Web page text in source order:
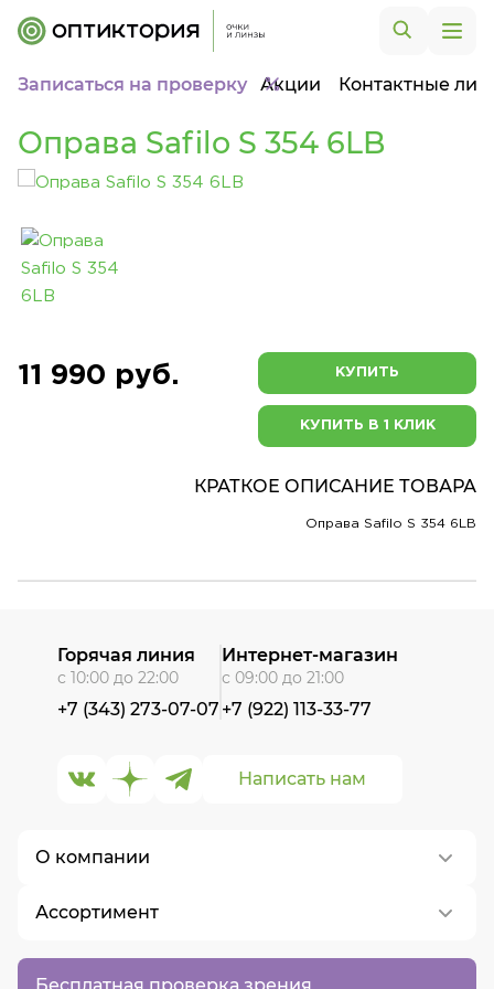
Записаться на проверку Акции Контактные
Оправа Safilo S 354 6LB
11 990 руб. КУПИТЬ
КУПИТЬ В 1 КЛИК
КРАТКОЕ ОПИСАНИЕ ТОВАРА
Оправа Safilo S 354 6LB
Бесплатная проверка зрения
О компании
О нас
Контакты
Ассортимент
Написать нам
Горячая линия
с 10:00 до 22:00
+7 (343) 273-07-07
Интернет-магазин
с 09:00 до 21:00
+7 (922) 113-33-77